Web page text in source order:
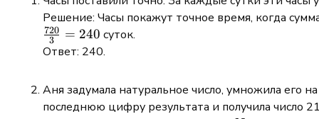
Решение: Часы покажут точное время, когда
\frac{720}
{3} = 240
3
720 = 240 суток.
Ответ: 240.
Аня задумала натуральное число, умножила его
последнюю цифру результата и получила число